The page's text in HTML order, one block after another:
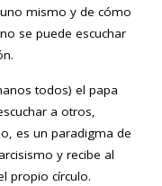
mismo y de cómo
se puede escuchar
todos) el papa
a otros,
es un paradigma de
y recibe al
propio círculo.